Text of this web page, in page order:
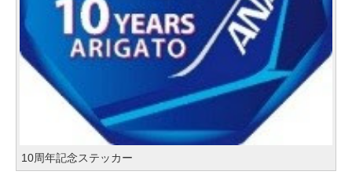
10周年記念ステッカー